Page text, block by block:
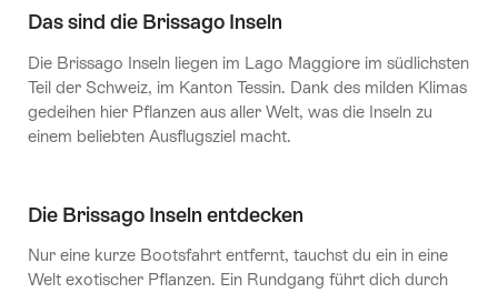
Das sind die Brissago Inseln
Die Brissago Inseln liegen im Lago Maggiore im südlichsten
Teil der Schweiz, im Kanton Tessin. Dank des milden Klimas
gedeihen hier Pflanzen aus aller Welt, was die Inseln zu
einem beliebten Ausflugsziel macht.
Die Brissago Inseln entdecken
Nur eine kurze Bootsfahrt entfernt, tauchst du ein in eine
Welt exotischer Pflanzen. Ein Rundgang führt dich durch